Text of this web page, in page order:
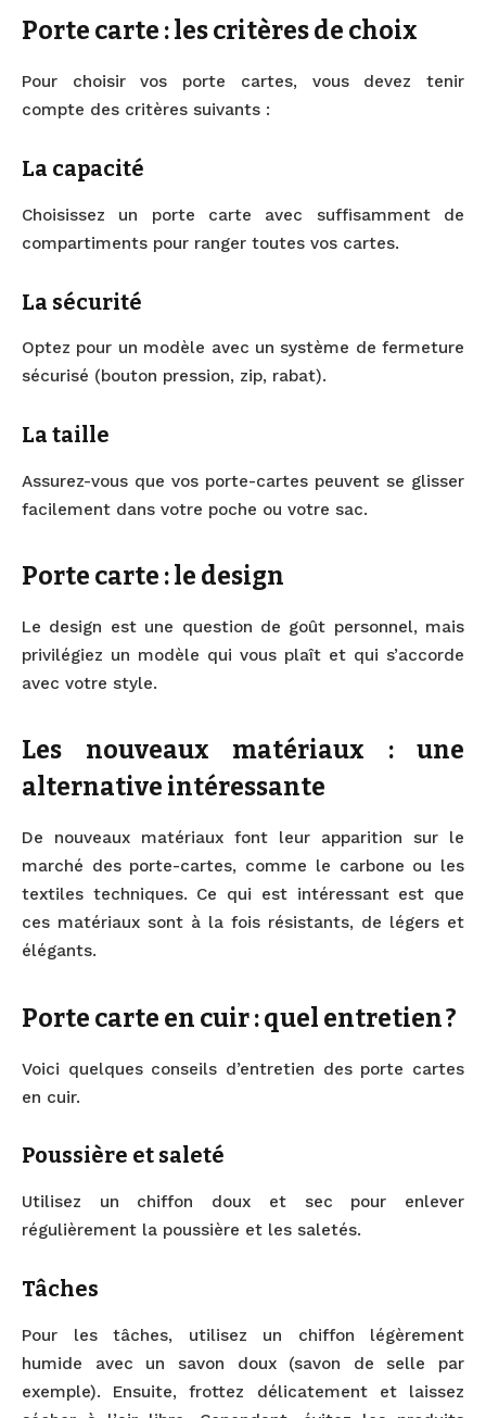
Porte carte : les critères de choix
Pour choisir vos porte cartes, vous devez tenir
compte des critères suivants :
La capacité
Choisissez un porte carte avec suffisamment de
compartiments pour ranger toutes vos cartes.
La sécurité
Optez pour un modèle avec un système de fermeture
sécurisé (bouton pression, zip, rabat).
La taille
Assurez-vous que vos porte-cartes peuvent se glisser
facilement dans votre poche ou votre sac.
Porte carte : le design
Le design est une question de goût personnel, mais
privilégiez un modèle qui vous plaît et qui s’accorde
avec votre style.
Les nouveaux matériaux : une
alternative intéressante
De nouveaux matériaux font leur apparition sur le
marché des porte-cartes, comme le carbone ou les
textiles techniques. Ce qui est intéressant est que
ces matériaux sont à la fois résistants, de légers et
élégants.
Porte carte en cuir : quel entretien ?
Voici quelques conseils d’entretien des porte cartes
en cuir.
Poussière et saleté
Utilisez un chiffon doux et sec pour enlever
régulièrement la poussière et les saletés.
Tâches
Pour les tâches, utilisez un chiffon légèrement
humide avec un savon doux (savon de selle par
exemple). Ensuite, frottez délicatement et laissez